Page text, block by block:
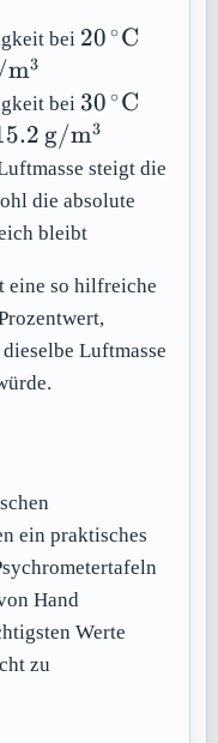
bei 20\,^\circ
20 ∘C
m^3}
m3
bei 30\,^\circ
30 ∘C
g/m3
steigt die
die absolute
bleibt
eine so hilfreiche
Luftmasse
ein praktisches
Hand
Werte
zu